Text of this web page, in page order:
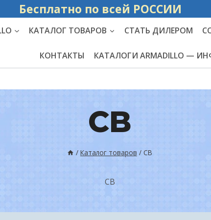
Бесплатно по
КАТАЛОГ ТОВАРОВ СТАТЬ ДИЛЕРОМ
КОНТАКТЫ КАТАЛОГИ ARMADILLO —
CB
/ Каталог товаров / CB
CB